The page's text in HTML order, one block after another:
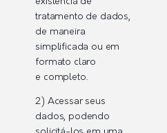
tratamento de dados,
de maneira
simplificada ou em
formato claro
e completo.
2) Acessar seus
dados, podendo